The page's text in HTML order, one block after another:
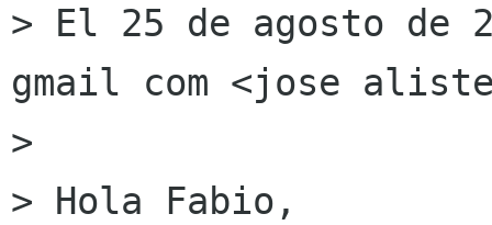
> El 25 de agosto de
gmail com <jose
>
> Hola Fabio,